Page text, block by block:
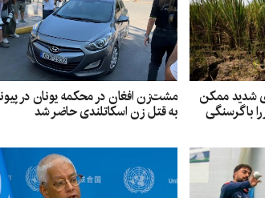
شدید ممکن
را با گرسنگی
مشت‌زن افغان در محکمه یونان در
به قتل زن اسکاتلندی حاضر شد